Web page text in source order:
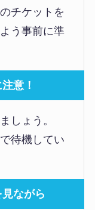
チケットを
う事前に準
意！
しょう。
待機してい
ながら